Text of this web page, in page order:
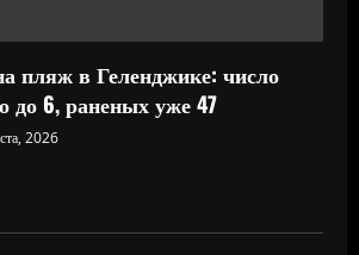
пляж в Геленджике: число
до 6, раненых уже 47
2026